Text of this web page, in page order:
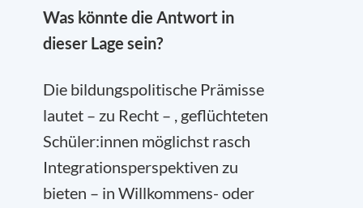
Was könnte die Antwort in
dieser Lage sein?
Die bildungspolitische Prämisse
lautet – zu Recht – , geflüchteten
Schüler:innen möglichst rasch
Integrationsperspektiven zu
bieten – in Willkommens- oder